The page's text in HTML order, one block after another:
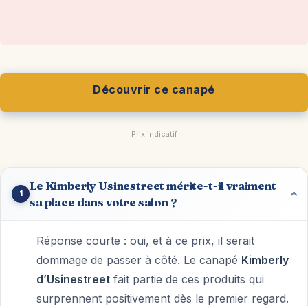
Découvrir ce canapé
Prix indicatif
1
Le Kimberly Usinestreet mérite-t-il vraiment
sa place dans votre salon ?
Réponse courte : oui, et à ce prix, il serait
dommage de passer à côté. Le canapé Kimberly
d’Usinestreet fait partie de ces produits qui
surprennent positivement dès le premier regard.